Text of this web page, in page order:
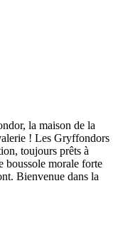
la maison de la
! Les Gryffondors
toujours prêts à
boussole morale forte
Bienvenue dans la